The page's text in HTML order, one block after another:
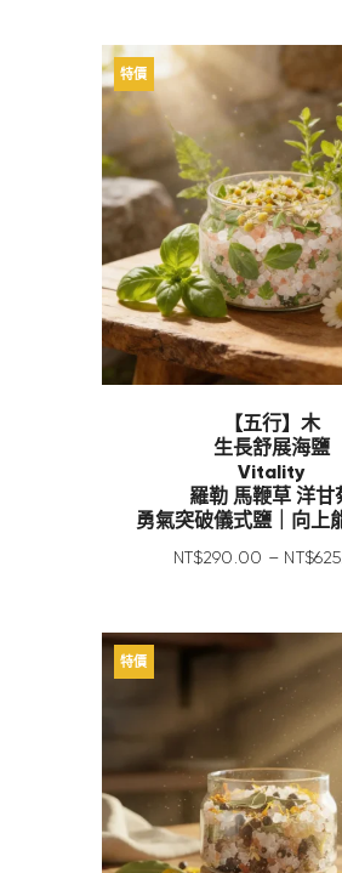
特價
【五行】木
生長舒展海鹽
Vitality
羅勒 馬鞭草 洋甘
勇氣突破儀式鹽｜向上
NT$290 00 – NT$625
特價